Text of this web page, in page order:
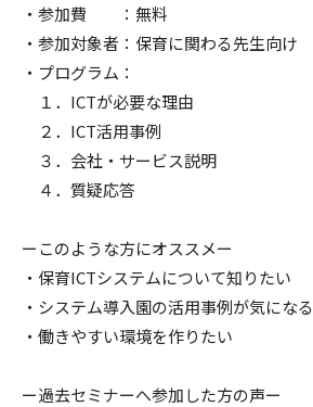
・参加費 ：無料
・参加対象者：保育に関わる先生向け
・プログラム：
１．ICTが必要な理由
２．ICT活用事例
３．会社・サービス説明
４．質疑応答
ーこのような方にオススメー
・保育ICTシステムについて知りたい
・システム導入園の活用事例が気になる
・働きやすい環境を作りたい
ー過去セミナーへ参加した方の声ー